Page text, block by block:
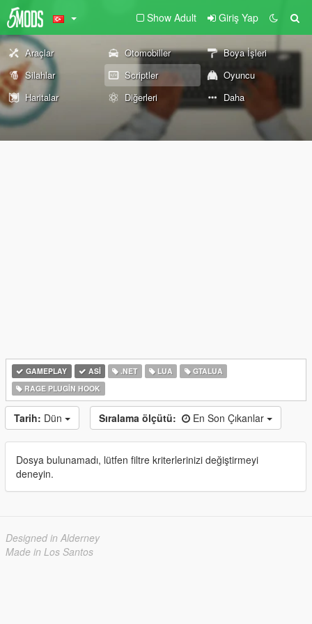
Show Adult Giriş Yap
Araçlar Otomobiller
Boya İşleri
Silahlar
Scriptler
Oyuncu
Haritalar
Diğerleri Daha
GAMEPLAY ASI .NET LUA
GTALUA
RAGE PLUGIN HOOK
Tarih: Dün Sıralama ölçütü: En Son Çıkanlar
Dosya bulunamadı, lütfen filtre kriterlerinizi değiştirmeyi
deneyin.
Designed in Alderney
Made in Los Santos